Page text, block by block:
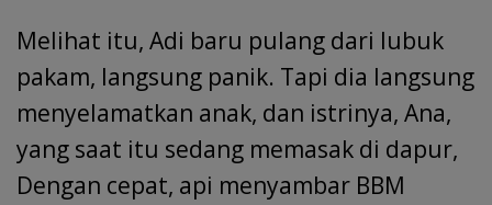
Melihat itu, Adi baru pulang dari lubuk
pakam, langsung panik. Tapi dia langsung
menyelamatkan anak, dan istrinya, Ana,
yang saat itu sedang memasak di dapur,
Dengan cepat, api menyambar BBM